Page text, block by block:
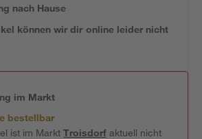
nach Hause
können wir dir online leider nicht
im Markt
bestellbar
ist im MarktTroisdorfaktuell nicht